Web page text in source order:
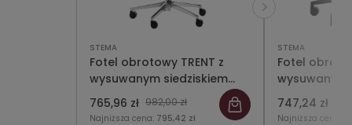
STEMA
Fotel obrotowy TRENT z
wysuwanym siedziskiem
(zamiennik dla KB-8922A))
765,96 zł 982,00 zł
Najniższa cena: 795,42 zł
STEMA
Fotel
wysuwanym
747,24 zł
Najniższa cena: